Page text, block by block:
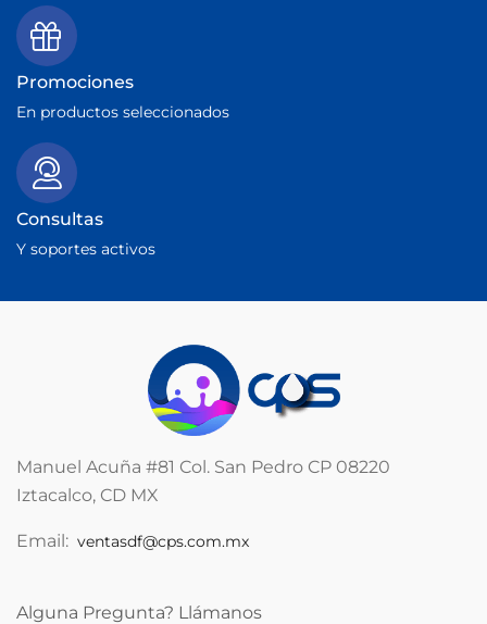
Promociones
En productos seleccionados
Consultas
Y soportes activos
Manuel Acuña #81 Col. San Pedro CP 08220
Iztacalco, CD MX
Email: ventasdf@cps.com.mx
Alguna Pregunta? Llámanos